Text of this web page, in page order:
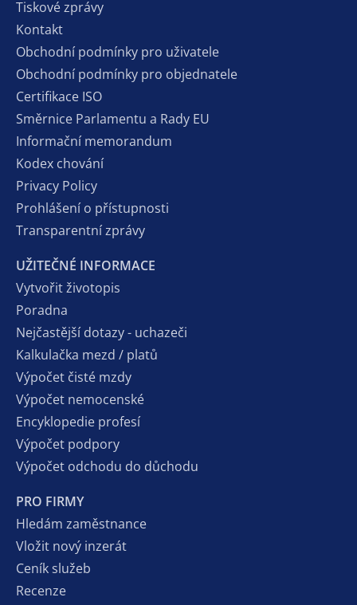
Tiskové zprávy
Kontakt
Obchodní podmínky pro uživatele
Obchodní podmínky pro objednatele
Certifikace ISO
Směrnice Parlamentu a Rady EU
Informační memorandum
Kodex chování
Privacy Policy
Prohlášení o přístupnosti
Transparentní zprávy
UŽITEČNÉ INFORMACE
Vytvořit životopis
Poradna
Nejčastější dotazy - uchazeči
Kalkulačka mezd / platů
Výpočet čisté mzdy
Výpočet nemocenské
Encyklopedie profesí
Výpočet podpory
Výpočet odchodu do důchodu
PRO FIRMY
Hledám zaměstnance
Vložit nový inzerát
Ceník služeb
Recenze